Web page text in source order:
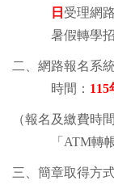
日 受理網
暑假轉學
二、網路報名系
時間： 115
（報名及繳費時
「 ATM轉
三、簡章取得方